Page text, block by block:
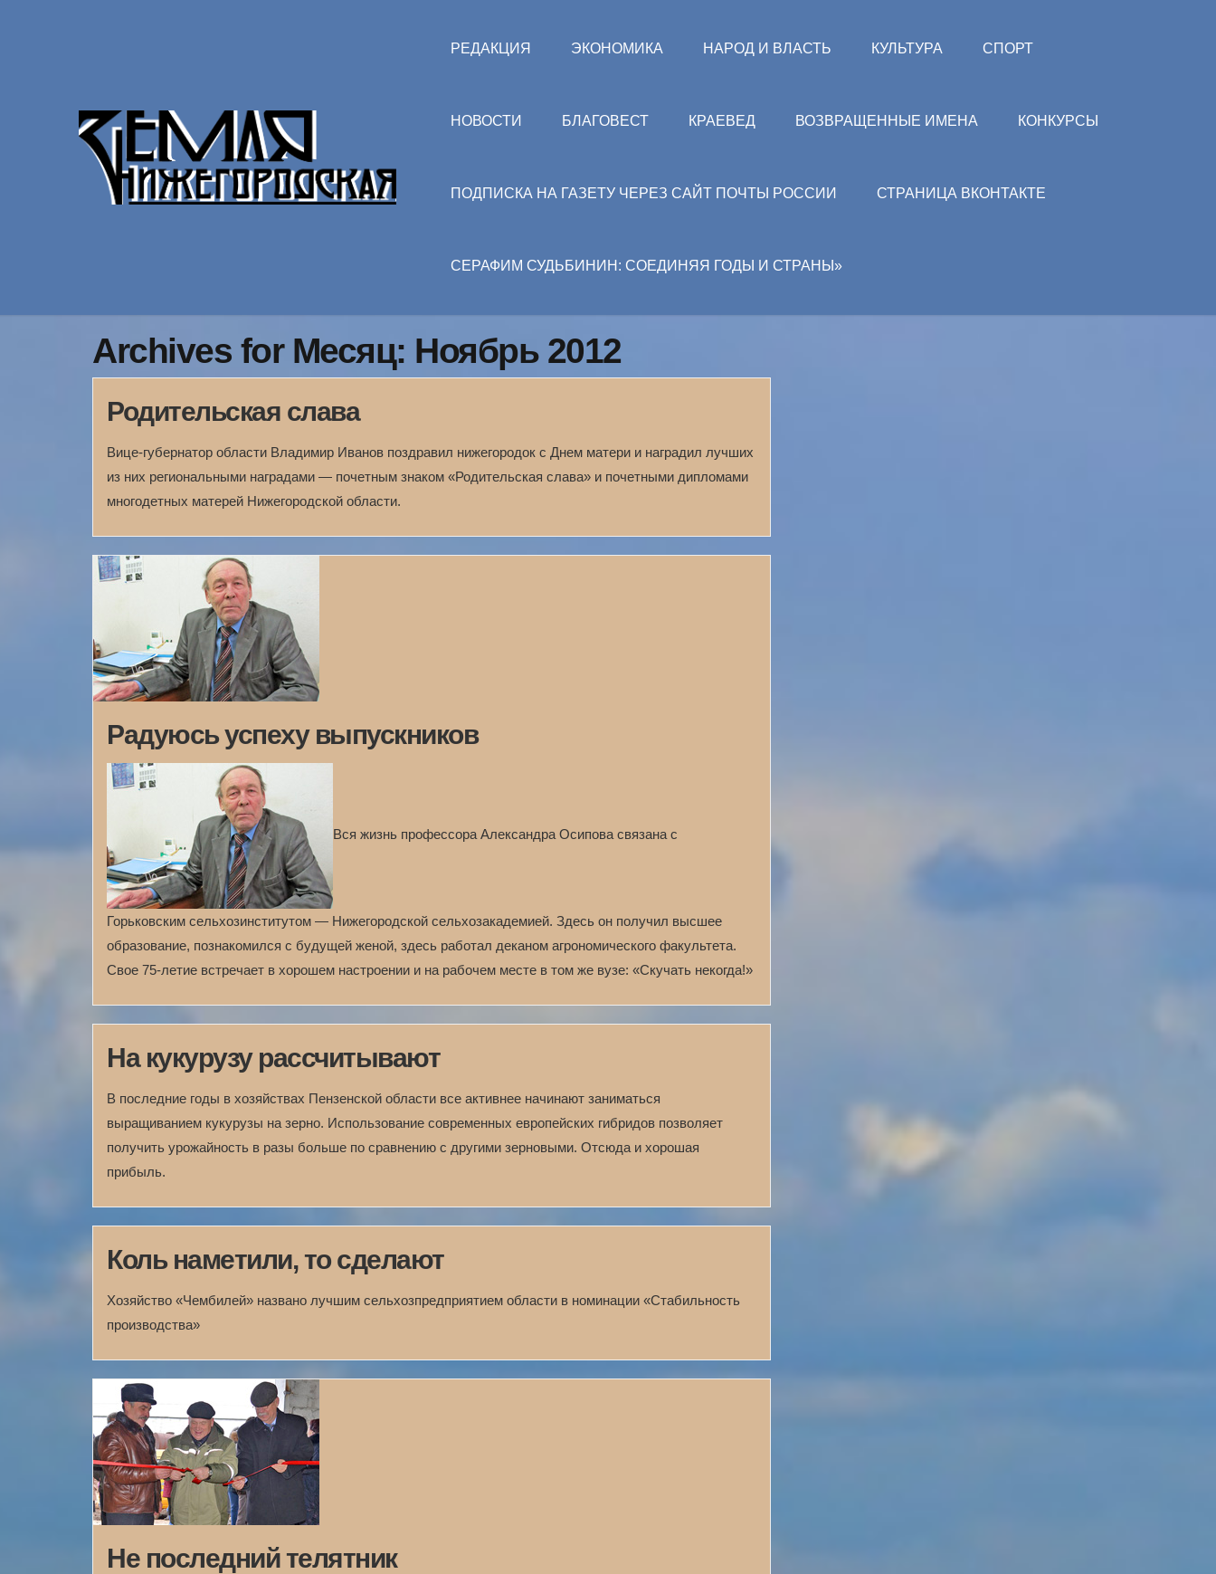
РЕДАКЦИЯ ЭКОНОМИКА НАРОД И ВЛАСТЬ КУЛЬТУРА СПОРТ
НОВОСТИ БЛАГОВЕСТ КРАЕВЕД ВОЗВРАЩЕННЫЕ ИМЕНА КОНКУРСЫ
ПОДПИСКА НА ГАЗЕТУ ЧЕРЕЗ САЙТ ПОЧТЫ РОССИИ СТРАНИЦА ВКОНТАКТЕ
СЕРАФИМ СУДЬБИНИН: СОЕДИНЯЯ ГОДЫ И СТРАНЫ»
Archives for Месяц: Ноябрь 2012
Родительская слава
Вице-губернатор области Владимир Иванов поздравил нижегородок с Днем матери и наградил лучших
из них региональными наградами — почетным знаком «Родительская слава» и почетными дипломами
многодетных матерей Нижегородской области.
Радуюсь успеху выпускников
Вся жизнь профессора Александра Осипова связана с
Горьковским сельхозинститутом — Нижегородской сельхозакадемией. Здесь он получил высшее
образование, познакомился с будущей женой, здесь работал деканом агрономического факультета.
Свое 75-летие встречает в хорошем настроении и на рабочем месте в том же вузе: «Скучать некогда!»
На кукурузу рассчитывают
В последние годы в хозяйствах Пензенской области все активнее начинают заниматься
выращиванием кукурузы на зерно. Использование современных европейских гибридов позволяет
получить урожайность в разы больше по сравнению с другими зерновыми. Отсюда и хорошая
прибыль.
Коль наметили, то сделают
Хозяйство «Чембилей» названо лучшим сельхозпредприятием области в номинации «Стабильность
производства»
Не последний телятник